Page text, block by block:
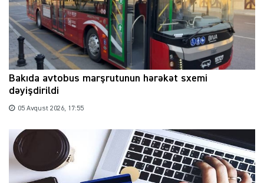
Bakıda avtobus marşrutunun hərəkət sxemi
dəyişdirildi
05 Avqust 2026, 17:55